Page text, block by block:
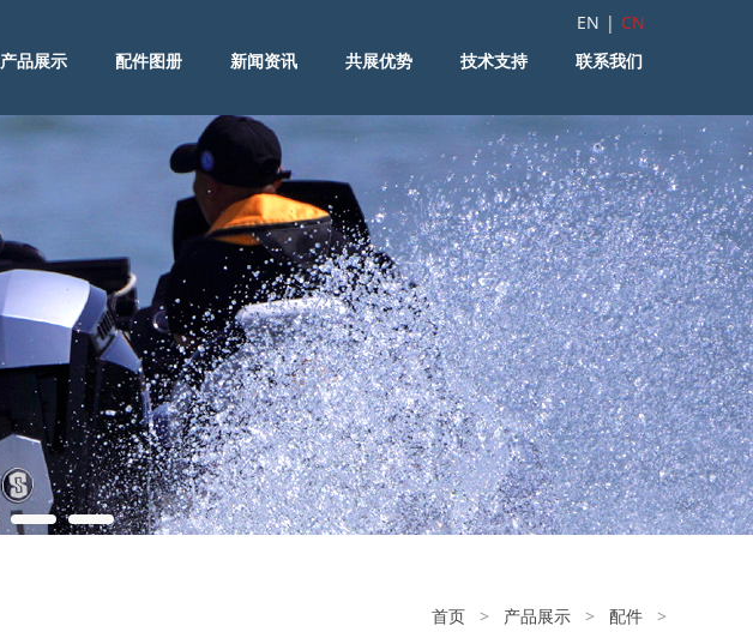
EN | CN
产品展示 配件图册 新闻资讯 共展优势 技术支持 联系我们
首页 > 产品展示 > 配件 >